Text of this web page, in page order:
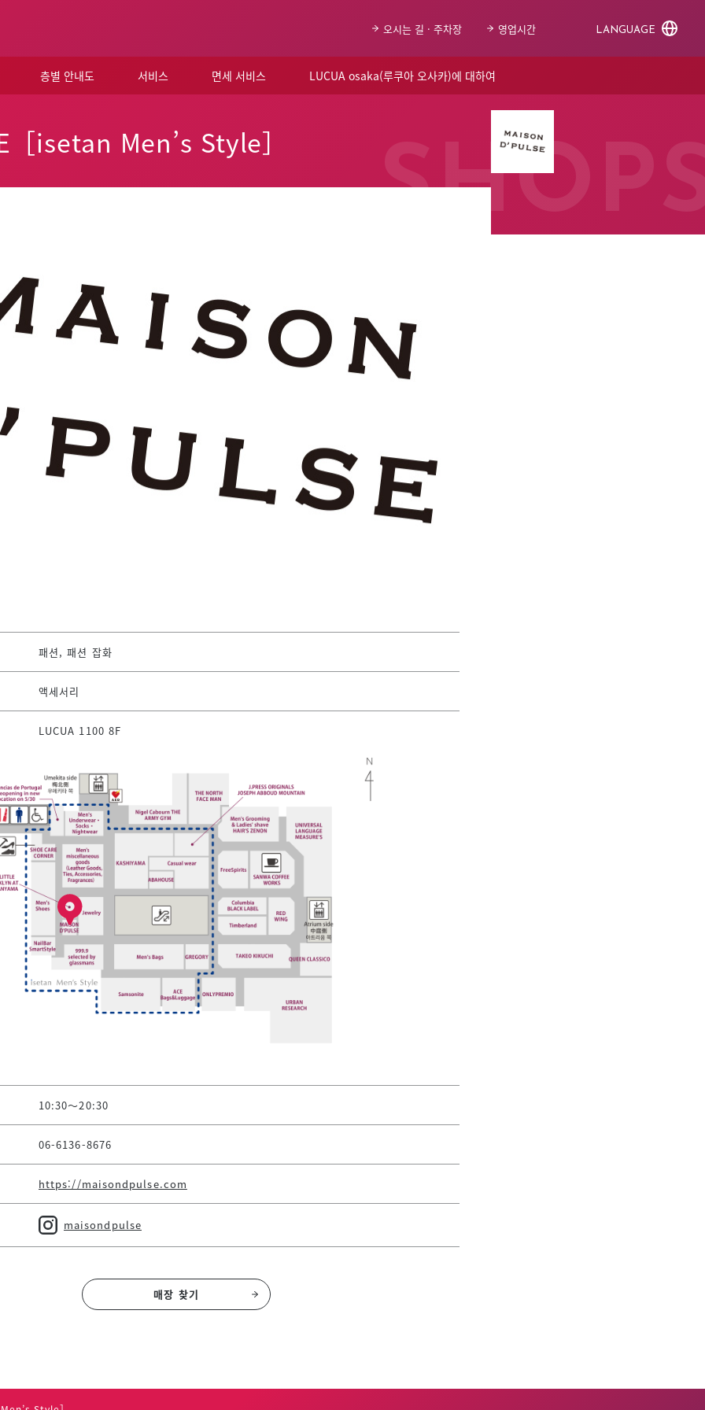
오시는 길 · 주차장 영업시간 LANGUAGE
층별 안내도 서비스 면세 서비스 LUCUA osaka(루쿠아 오사카)에 대하여
［isetan Men’s Style］
패션, 패션 잡화
액세서리
LUCUA 1100 8F
10:30～20:30
06-6136-8676
https://maisondpulse.com
maisondpulse
매장 찾기